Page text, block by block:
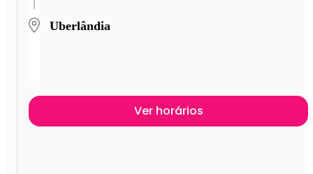
Uberlândia
Ver horários